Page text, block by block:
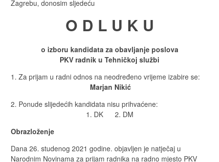
Zagrebu, donosim sljedeću
O D L U K U
o izboru kandidata za obavljanje poslova
PKV radnik u Tehničkoj službi
Za prijam u radni odnos na neodređeno vrijeme izabire se:
Marjan Nikić
Ponude slijedećih kandidata nisu prihvaćene:
1. DK 2. DM
Obrazloženje
Dana 26. studenog 2021 godine. objavljen je natječaj u
Narodnim Novinama za prijam radnika na radno mjesto PKV